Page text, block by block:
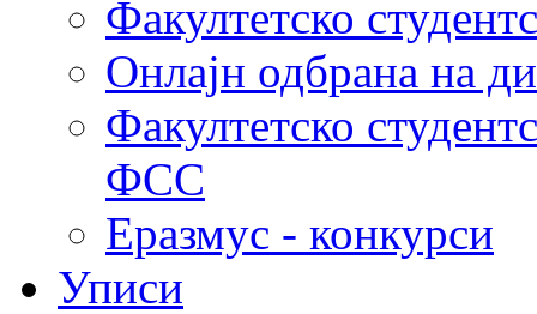
Факултетско
Онлајн одбрана на
Факултетско
ФСС
Еразмус - конкурси
Уписи